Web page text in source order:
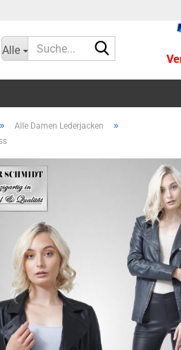
Alle
» Alle Damen Lederjacken »